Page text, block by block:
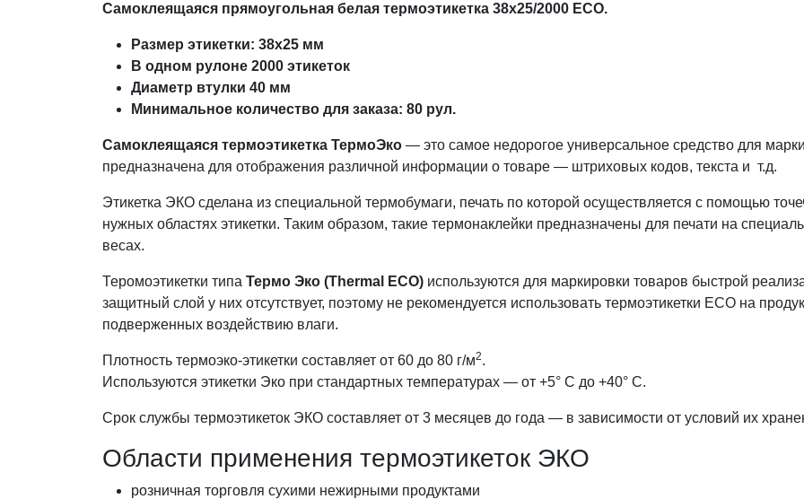
Самоклеящаяся прямоугольная белая термоэтикетка 38х25/2000 ECO.
Размер этикетки: 38х25 мм
В одном рулоне 2000 этикеток
Диаметр втулки 40 мм
Минимальное количество для заказа: 80 рул.
Самоклеящаяся термоэтикетка ТермоЭко — это самое недорогое универсальное средство для
предназначена для отображения различной информации о товаре — штриховых кодов, текста и т.д.
Этикетка ЭКО сделана из специальной термобумаги, печать по которой осуществляется с помощью
нужных областях этикетки. Таким образом, такие термонаклейки предназначены для печати на
весах.
Теромоэтикетки типа Термо Эко (Thermal ECO) используются для маркировки товаров быстрой
защитный слой у них отсутствует, поэтому не рекомендуется использовать термоэтикетки ECO на
подверженных воздействию влаги.
Плотность термоэко-этикетки составляет от 60 до 80 г/м2.
Используются этикетки Эко при стандартных температурах — от +5° C до +40° C.
Срок службы термоэтикеток ЭКО составляет от 3 месяцев до года — в зависимости от условий их
Области применения термоэтикеток ЭКО
розничная торговля сухими нежирными продуктами